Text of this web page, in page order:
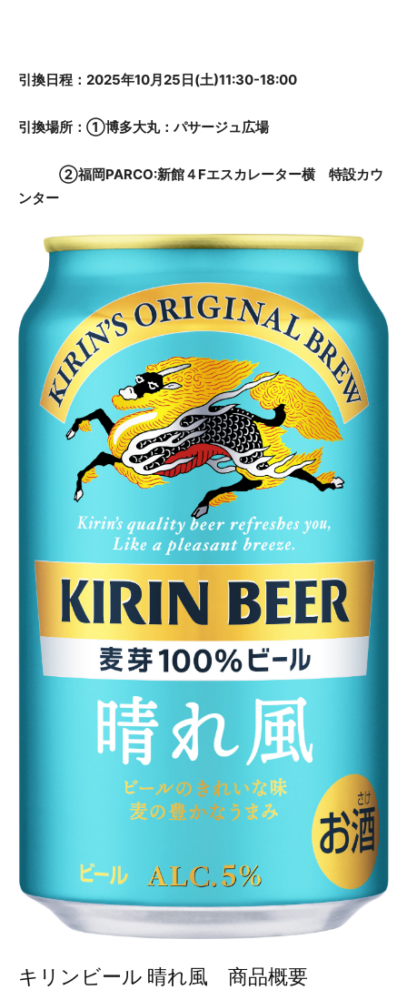
引換日程：2025年10月25日(土)11:30-18:00
引換場所：①博多大丸：パサージュ広場
②福岡PARCO:新館４Fエスカレーター横 特設カウ
ンター
キリンビール 晴れ風 商品概要